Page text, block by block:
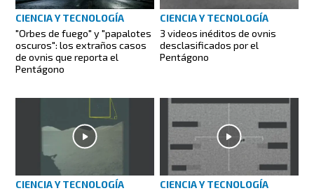
CIENCIA Y TECNOLOGÍA
"Orbes de fuego" y "papalotes
oscuros": los extraños casos
de ovnis que reporta el
Pentágono
CIENCIA Y TECNOLOGÍA
3 videos inéditos de ovnis
desclasificados por el
Pentágono
CIENCIA Y TECNOLOGÍA
CIENCIA Y TECNOLOGÍA